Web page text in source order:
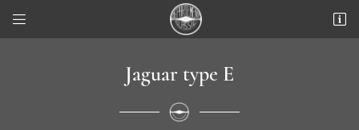
 
Jaguar type E